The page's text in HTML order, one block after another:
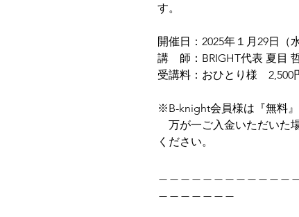
す。
開催日：2025年１月29日（水
講 師：BRIGHT代表 夏目
受講料：おひとり様 2,500
※B-knight会員様は『無料』
万が一ご入金いただいた
ください。